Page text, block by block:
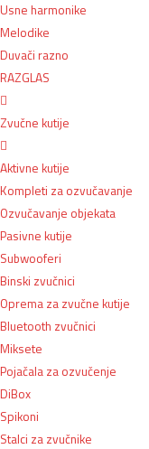
Usne harmonike
Melodike
Duvači razno
RAZGLAS
Zvučne kutije
Aktivne kutije
Kompleti za ozvučavanje
Ozvučavanje objekata
Pasivne kutije
Subwooferi
Binski zvučnici
Oprema za zvučne kutije
Bluetooth zvučnici
Miksete
Pojačala za ozvučenje
DiBox
Spikoni
Stalci za zvučnike